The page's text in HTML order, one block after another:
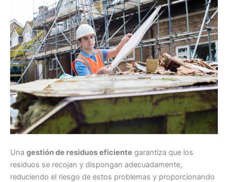
Una gestión de residuos eficiente garantiza que los
residuos se recojan y dispongan adecuadamente,
reduciendo el riesgo de estos problemas y proporcionando